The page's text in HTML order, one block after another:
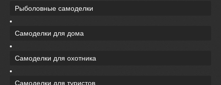
Рыболовные самоделки
Самоделки для дома
Самоделки для охотника
Самоделки для туристов